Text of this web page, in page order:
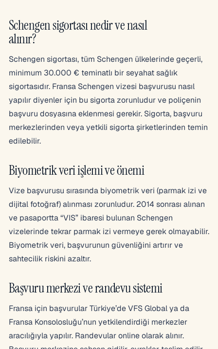
Schengen sigortası nedir ve nasıl
alınır?
Schengen sigortası, tüm Schengen ülkelerinde geçerli,
minimum 30.000 € teminatlı bir seyahat sağlık
sigortasıdır. Fransa Schengen vizesi başvurusu nasıl
yapılır diyenler için bu sigorta zorunludur ve poliçenin
başvuru dosyasına eklenmesi gerekir. Sigorta, başvuru
merkezlerinden veya yetkili sigorta şirketlerinden temin
edilebilir.
Biyometrik veri işlemi ve önemi
Vize başvurusu sırasında biyometrik veri (parmak izi ve
dijital fotoğraf) alınması zorunludur. 2014 sonrası alınan
ve pasaportta “VIS” ibaresi bulunan Schengen
vizelerinde tekrar parmak izi vermeye gerek olmayabilir.
Biyometrik veri, başvurunun güvenliğini artırır ve
sahtecilik riskini azaltır.
Başvuru merkezi ve randevu sistemi
Fransa için başvurular Türkiye’de VFS Global ya da
Fransa Konsolosluğu’nun yetkilendirdiği merkezler
aracılığıyla yapılır. Randevular online olarak alınır.